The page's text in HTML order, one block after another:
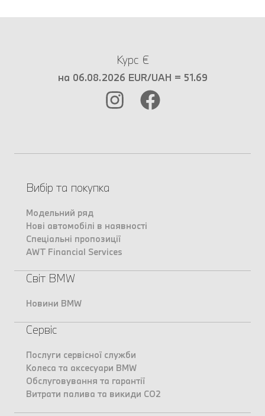
Курс €
на 06.08.2026 EUR/UAH = 51.69
Вибір та покупка
Модельний ряд
Нові автомобілі в наявності
Спеціальні пропозиції
AWT Financial Services
Світ BMW
Новини BMW
Сервіс
Послуги сервісної служби
Колеса та аксесуари BMW
Обслуговування та гарантії
Витрати палива та викиди CO2